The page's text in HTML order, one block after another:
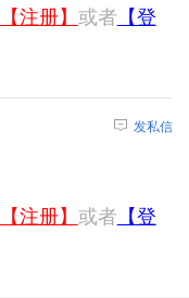
【注册】 或者 【登
发私信
【注册】 或者 【登